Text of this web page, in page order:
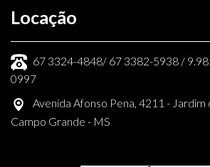
Locação
67 3324-4848/ 67 3382-5938 /
0997
Avenida Afonso Pena, 4211 - Jardim
Campo Grande - MS